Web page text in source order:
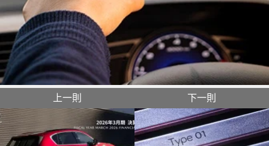
上一則 下一則